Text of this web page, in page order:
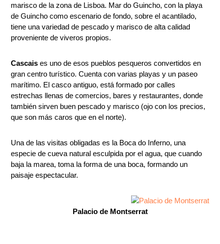
marisco de la zona de Lisboa. Mar do Guincho, con la playa
de Guincho como escenario de fondo, sobre el acantilado,
tiene una variedad de pescado y marisco de alta calidad
proveniente de viveros propios.
Cascais es uno de esos pueblos pesqueros convertidos en
gran centro turístico. Cuenta con varias playas y un paseo
marítimo. El casco antiguo, está formado por calles
estrechas llenas de comercios, bares y restaurantes, donde
también sirven buen pescado y marisco (ojo con los precios,
que son más caros que en el norte).
Una de las visitas obligadas es la Boca do Inferno, una
especie de cueva natural esculpida por el agua, que cuando
baja la marea, toma la forma de una boca, formando un
paisaje espectacular.
Palacio de Montserrat